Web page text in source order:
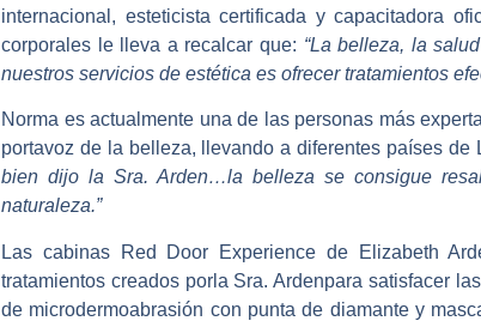
internacional, esteticista certificada y capacitadora
corporales le lleva a recalcar que: “La belleza, la
nuestros servicios de estética es ofrecer tratamientos
Norma es actualmente una de las personas más
portavoz de la belleza, llevando a diferentes países
bien dijo la Sra. Arden…la belleza se consigue
naturaleza.”
Las cabinas Red Door Experience de Elizabeth
tratamientos creados porla Sra. Ardenpara satisfacer
de microdermoabrasión con punta de diamante y